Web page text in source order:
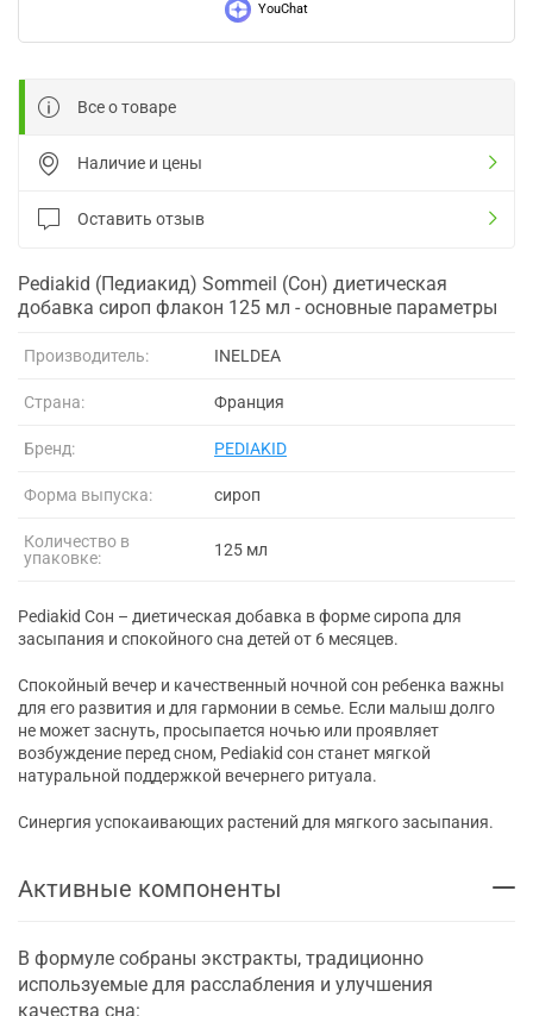
YouChat
Все о товаре
Наличие и цены
Оставить отзыв
Pediakid (Педиакид) Sommeil (Сон) диетическая
добавка сироп флакон 125 мл - основные параметры
Производитель: INELDEA
Страна: Франция
Бренд: PEDIAKID
Форма выпуска: сироп
Количество в
упаковке:
125 мл
Pediakid Сон – диетическая добавка в форме сиропа для
засыпания и спокойного сна детей от 6 месяцев.
Спокойный вечер и качественный ночной сон ребенка важны
для его развития и для гармонии в семье. Если малыш долго
не может заснуть, просыпается ночью или проявляет
возбуждение перед сном, Pediakid сон станет мягкой
натуральной поддержкой вечернего ритуала.
Синергия успокаивающих растений для мягкого засыпания.
Активные компоненты
В формуле собраны экстракты, традиционно
используемые для расслабления и улучшения
качества сна: